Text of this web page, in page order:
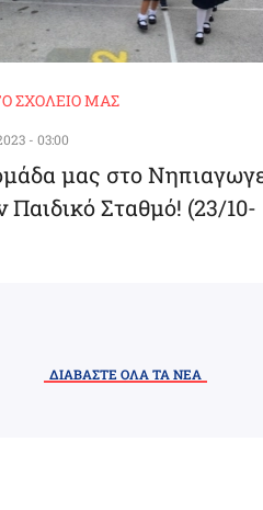
ΣΧΟΛΕΊΟ ΜΑΣ
- 03:00
μας στο
Παιδικό Σταθμό! (23/10-
ΔΙΑΒΑΣΤΕ ΟΛΑ ΤΑ ΝΕΑ